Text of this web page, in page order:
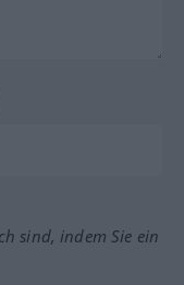
sind, indem Sie ein